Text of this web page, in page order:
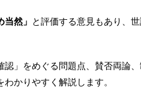
当然」 と評価する意見もあり、
」をめぐる問題点、賛否両論
かりやすく解説します。